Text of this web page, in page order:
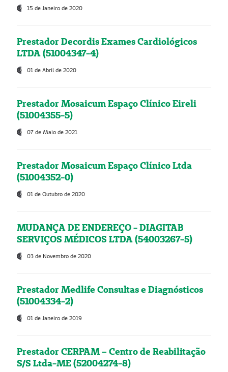
15 de Janeiro de 2020
Prestador Decordis Exames Cardiológicos
LTDA (51004347-4)
01 de Abril de 2020
Prestador Mosaicum Espaço Clínico Eireli
(51004355-5)
07 de Maio de 2021
Prestador Mosaicum Espaço Clínico Ltda
(51004352-0)
01 de Outubro de 2020
MUDANÇA DE ENDEREÇO - DIAGITAB
SERVIÇOS MÉDICOS LTDA (54003267-5)
03 de Novembro de 2020
Prestador Medlife Consultas e Diagnósticos
(51004334-2)
01 de Janeiro de 2019
Prestador CERPAM – Centro de Reabilitação
S/S Ltda-ME (52004274-8)